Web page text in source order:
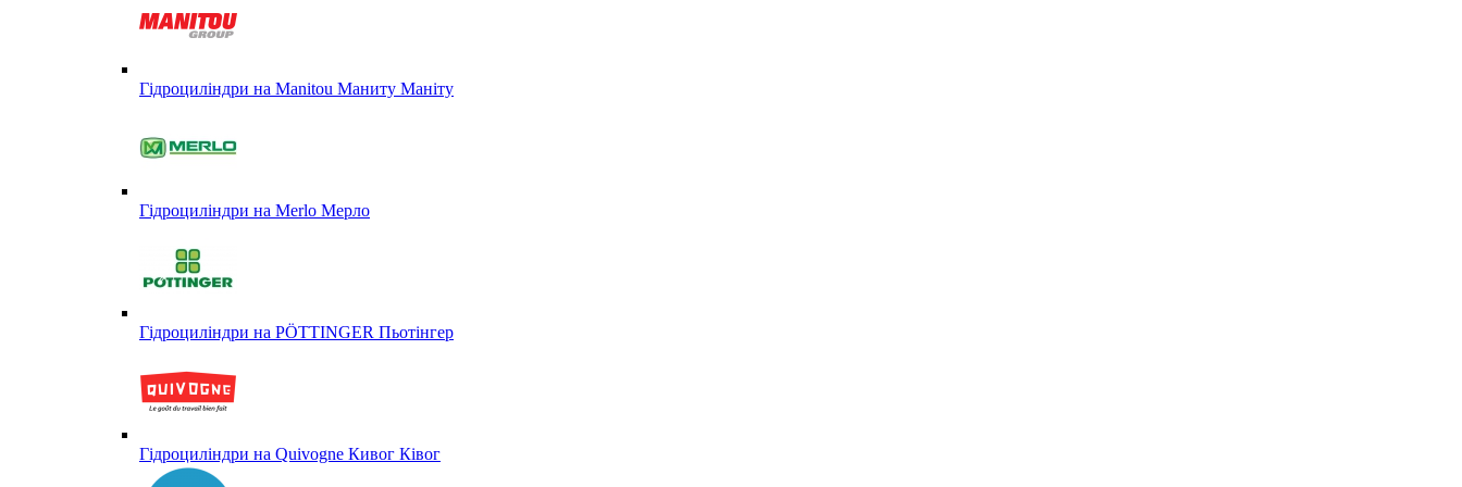
Гідроциліндри на Manitou Маниту Маніту
Гідроциліндри на Merlo Мерло
Гідроциліндри на PÖTTINGER Пьотінгер
Гідроциліндри на Quivogne Кивог Ківог